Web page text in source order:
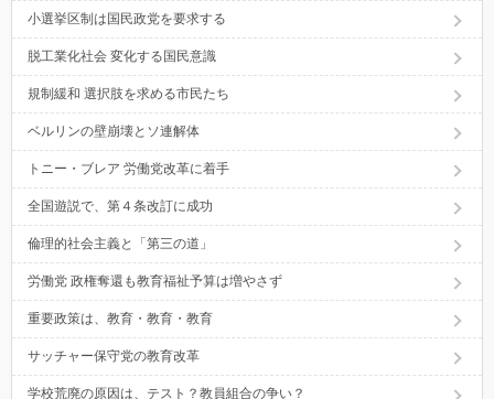
小選挙区制は国民政党を要求する
脱工業化社会 変化する国民意識
規制緩和 選択肢を求める市民たち
ベルリンの壁崩壊とソ連解体
トニー・ブレア 労働党改革に着手
全国遊説で、第４条改訂に成功
倫理的社会主義と「第三の道」
労働党 政権奪還も教育福祉予算は増やさず
重要政策は、教育・教育・教育
サッチャー保守党の教育改革
学校荒廃の原因は、テスト？教員組合の争い？